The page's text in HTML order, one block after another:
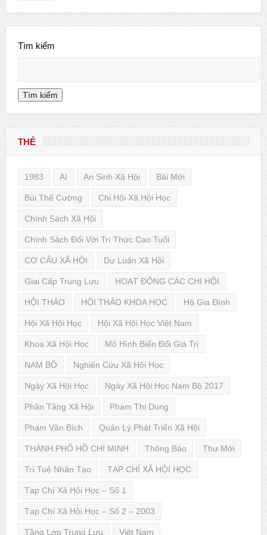
Tìm kiếm
Tìm kiếm
THẺ
1983 AI An Sinh Xã Hội Bài Mới
Bùi Thế Cường Chi Hội Xã Hội Học
Chính Sách Xã Hội
Chính Sách Đối Với Trí Thức Cao Tuổi
CƠ CẤU XÃ HỘI Dư Luận Xã Hội
Giai Cấp Trung Lưu HOẠT ĐỘNG CÁC CHI HỘI
HỘI THẢO HỘI THẢO KHOA HỌC Hộ Gia Đình
Hội Xã Hội Học Hội Xã Hội Học Việt Nam
Khoa Xã Hội Học Mô Hình Biến Đổi Giá Trị
NAM BỘ Nghiên Cứu Xã Hội Học
Ngày Xã Hội Học Ngày Xã Hội Học Nam Bộ 2017
Phân Tầng Xã Hội Phạm Thị Dung
Phạm Văn Bích Quản Lý Phát Triển Xã Hội
THÀNH PHỐ HỒ CHÍ MINH Thông Báo Thư Mời
Trí Tuệ Nhân Tạo TẠP CHÍ XÃ HỘI HỌC
Tạp Chí Xã Hội Học – Số 1
Tạp Chí Xã Hội Học – Số 2 – 2003
Tầng Lớp Trung Lưu Việt Nam